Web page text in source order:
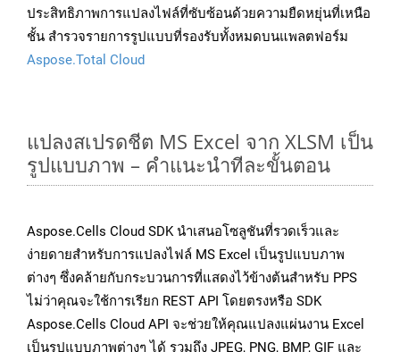
ประสิทธิภาพการแปลงไฟล์ที่ซับซ้อนด้วยความยืดหยุ่นที่เหนือ
ชั้น สำรวจรายการรูปแบบที่รองรับทั้งหมดบนแพลตฟอร์ม
Aspose.Total Cloud
แปลงสเปรดชีต MS Excel จาก XLSM เป็น
รูปแบบภาพ – คำแนะนำทีละขั้นตอน
Aspose.Cells Cloud SDK นำเสนอโซลูชันที่รวดเร็วและ
ง่ายดายสำหรับการแปลงไฟล์ MS Excel เป็นรูปแบบภาพ
ต่างๆ ซึ่งคล้ายกับกระบวนการที่แสดงไว้ข้างต้นสำหรับ PPS
ไม่ว่าคุณจะใช้การเรียก REST API โดยตรงหรือ SDK
Aspose.Cells Cloud API จะช่วยให้คุณแปลงแผ่นงาน Excel
เป็นรูปแบบภาพต่างๆ ได้ รวมถึง JPEG, PNG, BMP, GIF และ